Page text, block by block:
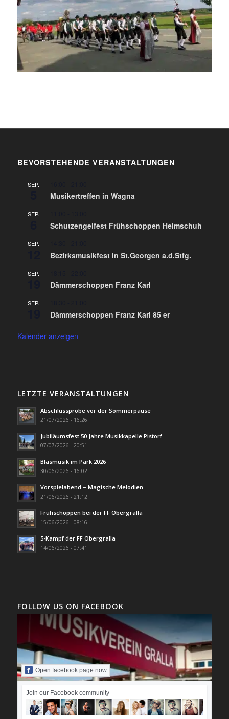
BEVORSTEHENDE VERANSTALTUNGEN
SEP.
Musikertreffen in Wagna
SEP.
Schutzengelfest Frühschoppen Heimschuh
SEP.
Bezirksmusikfest in St.Georgen a.d.Stfg.
SEP.
Dämmerschoppen Franz Karl
SEP.
Dämmerschoppen Franz Karl 85 er
Kalender anzeigen
LETZTE VERANSTALTUNGEN
Abschlussprobe vor der Sommerpause
21/07/2026 - 16:26
Jubiläumsfest 50 Jahre Musikkapelle Pistorf
07/07/2026 - 20:51
Blasmusik im Park 2026
30/06/2026 - 16:02
Vorspielabend – Magische Melodien
21/06/2026 - 21:12
Frühschoppen bei der FF Obergralla
15/06/2026 - 08:16
5-Kampf der FF Obergralla
14/06/2026 - 07:41
FOLLOW US ON FACEBOOK
Open facebook page now
Join our Facebook community